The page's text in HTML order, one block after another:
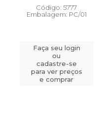
Código: 5777
Embalagem: PC/01
Faça seu login
ou
cadastre-se
para ver preços
e comprar